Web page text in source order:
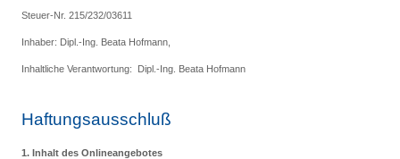
Steuer-Nr. 215/232/03611
Inhaber: Dipl.-Ing. Beata Hofmann,
Inhaltliche Verantwortung: Dipl.-Ing. Beata Hofmann
Haftungsausschluß
1. Inhalt des Onlineangebotes